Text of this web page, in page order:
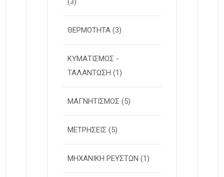
ΘΕΡΜΟΤΗΤΑ (3)
ΚΥΜΑΤΙΣΜΟΣ -
ΤΑΛΑΝΤΩΣΗ (1)
ΜΑΓΝΗΤΙΣΜΟΣ (5)
ΜΕΤΡΗΣΕΙΣ (5)
ΜΗΧΑΝΙΚΗ ΡΕΥΣΤΩΝ (1)